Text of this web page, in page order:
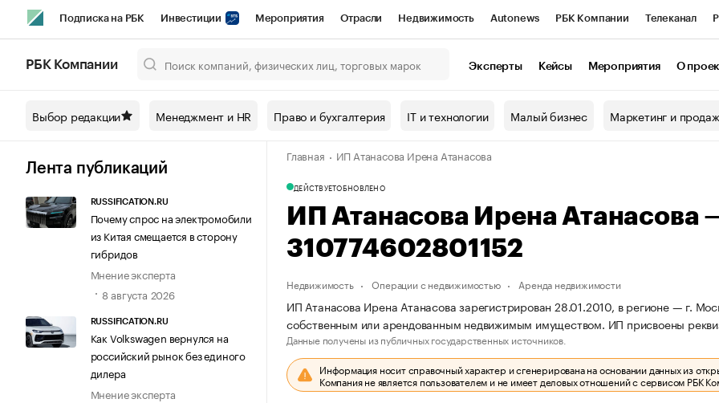
Подписка на РБК Инвестиции Мероприятия Отрасли Недвижимость Autonews РБК Компании Телеканал
Спецпроекты СПб Конференции СПб Спецпроекты Проверка контрагентов
Технологии и медиа Рынок наличной валюты
РБК Компании Эксперты Кейсы Мероприятия О
Выбор редакции Менеджмент и HR Право и бухгалтерия IT и технологии Малый бизнес Маркетинг и
Лента публикаций
RUSSIFICATION.RU
Почему спрос на электромобили
из Китая смещается в сторону
гибридов
Мнение эксперта
8 августа 2026
RUSSIFICATION.RU
Как Volkswagen вернулся на
российский рынок без единого
дилера
Мнение эксперта
Главная ИП Атанасова Ирена Атанасова
ДЕЙСТВУЕТОБНОВЛЕНО
ИП Атанасова Ирена
310774602801152
Недвижимость Операции с недвижимостью Аренда недвижимости
ИП Атанасова Ирена Атанасова зарегистрирован 28.01.2010, в регионе — г.
собственным или арендованным недвижимым имуществом. ИП присвоены
Данные получены из публичных государственных источников.
Информация носит справочный характер и сгенерирована на основании данных из
Компания не является пользователем и не имеет деловых отношений с сервисом РБК